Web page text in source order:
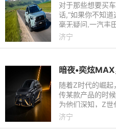
对于那些想要买
话,“如果你不知道
毫无疑问,一汽丰
的用户们,找到了
济宁
暗夜•奕炫MAX
随着Z时代的崛
传某款产品的时
为他们深知，Z
年代，有这优越
济宁